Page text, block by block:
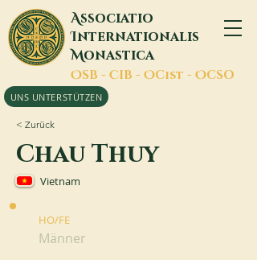
Associatio
Internationalis
Monastica
OSB - CIB - OCist - OCSO
UNS UNTERSTÜTZEN
< Zurück
Chau Thuy
Vietnam
HO/FE
Männer